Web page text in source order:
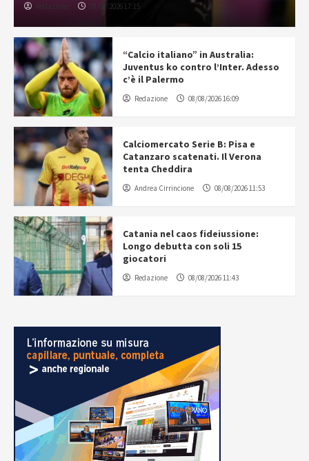
08/08/2026 17:15
“Calcio italiano” in Australia:
Juventus ko contro l’Inter. Adesso
c’è il Palermo
Redazione 08/08/2026 16:09
Calciomercato Serie B: Pisa e
Catanzaro scatenati. Il Verona
tenta Cheddira
Andrea Cirrincione 08/08/2026 11:53
Catania nel caos fideiussione:
Longo debutta con soli 15
giocatori
Redazione 08/08/2026 11:43